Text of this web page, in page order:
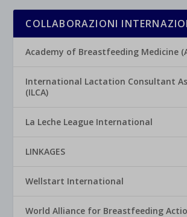
COLLABORAZIONI
Academy of Breastfeeding Medicine
International Lactation Consultant
(ILCA)
La Leche League International
LINKAGES
Wellstart International
World Alliance for Breastfeeding